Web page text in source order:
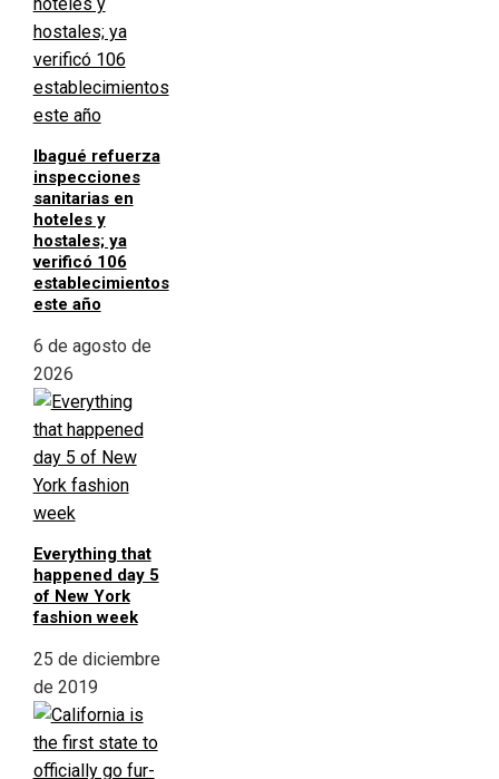
Ibagué refuerza
inspecciones
sanitarias en
hoteles y
hostales; ya
verificó 106
establecimientos
este año
6 de agosto de
2026
Everything that
happened day 5
of New York
fashion week
25 de diciembre
de 2019